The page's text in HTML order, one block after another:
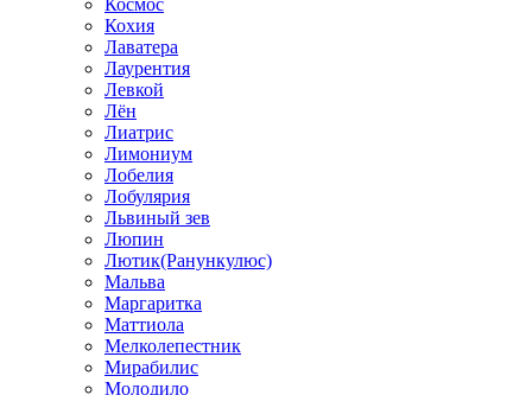
Космос
Кохия
Лаватера
Лаурентия
Левкой
Лён
Лиатрис
Лимониум
Лобелия
Лобулярия
Львиный зев
Люпин
Лютик(Ранункулюс)
Мальва
Маргаритка
Маттиола
Мелколепестник
Мирабилис
Молодило